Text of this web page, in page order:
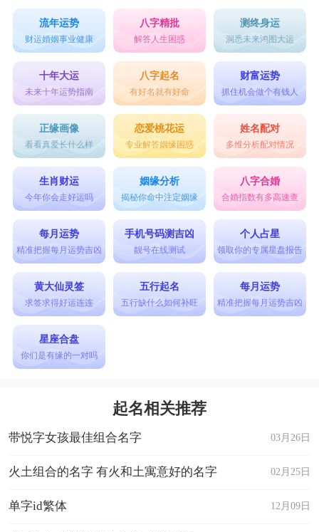
流年运势
财运婚姻事业健康
八字精批
解答人生困惑
测终身运
洞悉未来鸿图大运
十年大运
未来十年运势指南
八字起名
有好名就有好命
财富运势
抓住机会做个有钱人
正缘画像
看看真爱长什么样
恋爱桃花运
专业解答姻缘困惑
姓名配对
多维分析配对情况
生肖财运
今年你会走好运吗
姻缘分析
揭秘你命中注定姻缘
八字合婚
合婚指数有多高速查
每月运势
精准把握每月运势吉凶
手机号码测吉凶
靓号在线测试
个人占星
领取你的专属星盘报告
黄大仙灵签
求签求得好运连连
五行起名
五行缺什么如何补旺
每月运势
精准把握每月运势吉凶
星座合盘
你们是有缘的一对吗
起名相关推荐
03月26日
带悦字女孩最佳组合名字
02月25日
火土组合的名字 有火和土寓意好的名字
12月09日
单字id繁体